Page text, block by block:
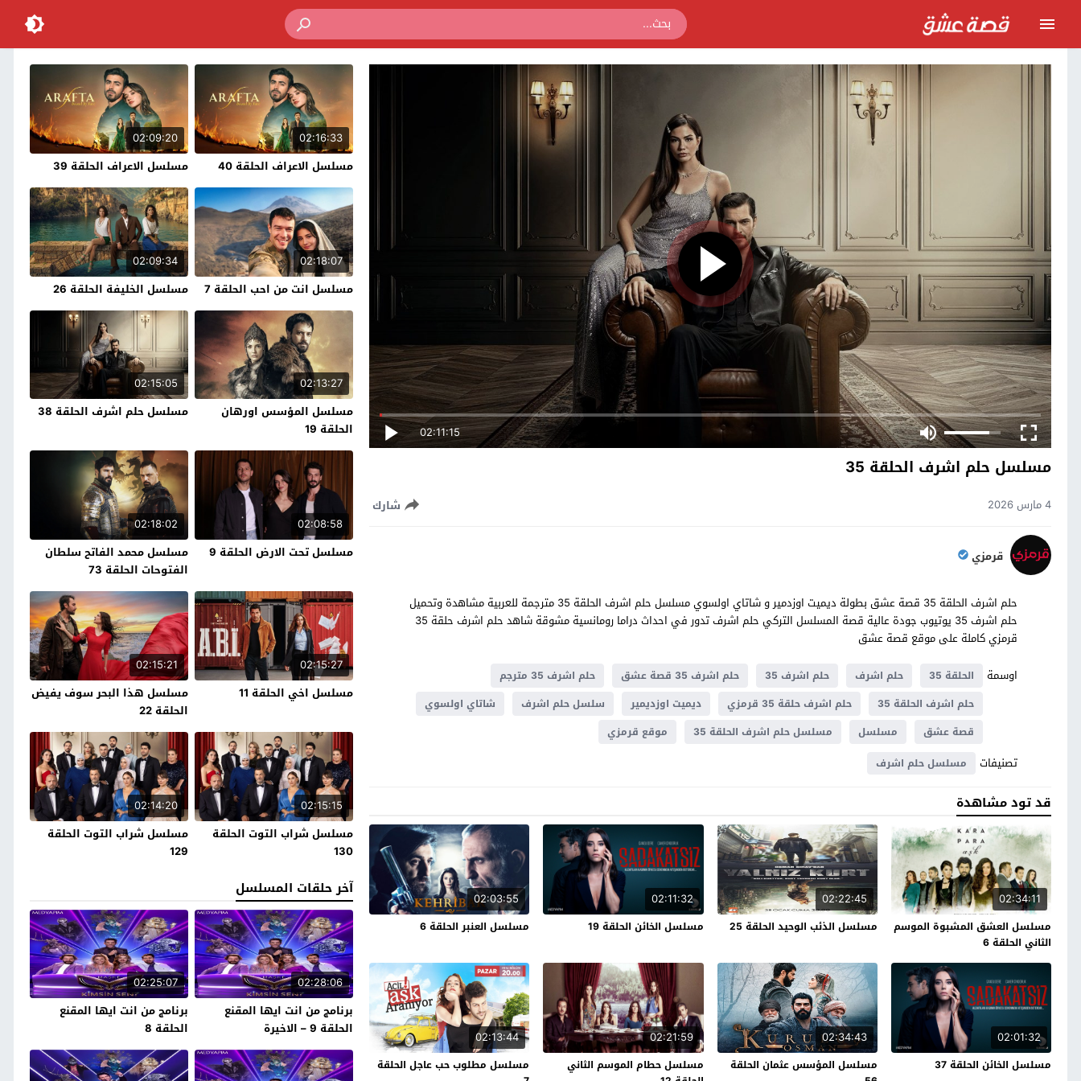
02:11:15
مسلسل حلم اشرف الحلقة 35
4 مارس 2026 شارك
قرمزي
حلم اشرف الحلقة 35 قصة عشق بطولة ديميت اوزدمير و شاتاي اولسوي مسلسل حلم اشرف الحلقة 35 مترجمة للعربية مشاهدة وتحميل
حلم اشرف 35 يوتيوب جودة عالية قصة المسلسل التركي حلم اشرف تدور في احداث دراما ​​رومانسية مشوقة شاهد حلم اشرف حلقة 35
قرمزي كاملة على موقع قصة عشق
اوسمة
الحلقة 35 حلم اشرف حلم اشرف 35 حلم اشرف 35 قصة عشق
حلم اشرف 35 مترجم
حلم اشرف الحلقة 35
حلم اشرف حلقة 35 قرمزي ديميت اوزديمير سلسل حلم اشرف
شاتاي اولسوي
قصة عشق
مسلسل مسلسل حلم اشرف الحلقة 35 موقع قرمزي
تصنيفات مسلسل حلم اشرف
قد تود مشاهدة
02:34:11
مسلسل العشق المشبوة الموسم
الثاني الحلقة 6
02:22:45
مسلسل الذئب الوحيد الحلقة 25
02:11:32
مسلسل الخائن الحلقة 19
02:03:55
مسلسل العنبر الحلقة 6
02:01:32
مسلسل الخائن الحلقة 37
02:34:43
مسلسل المؤسس عثمان الحلقة
02:21:59
مسلسل حطام الموسم الثاني
02:13:44
مسلسل مطلوب حب عاجل الحلقة
02:16:33
مسلسل الاعراف الحلقة 40
02:09:20
مسلسل الاعراف الحلقة 39
02:18:07
مسلسل انت من احب الحلقة 7
02:09:34
مسلسل الخليفة الحلقة 26
02:13:27
مسلسل المؤسس اورهان
الحلقة 19
02:15:05
مسلسل حلم اشرف الحلقة 38
02:08:58
مسلسل تحت الارض الحلقة 9
02:18:02
مسلسل محمد الفاتح سلطان
الفتوحات الحلقة 73
02:15:27
مسلسل اخي الحلقة 11
02:15:21
مسلسل هذا البحر سوف يفيض
الحلقة 22
02:15:15
مسلسل شراب التوت الحلقة
130
02:14:20
مسلسل شراب التوت الحلقة
129
آخر حلقات المسلسل
02:28:06
برنامج من انت ايها المقنع
الحلقة 9 – الاخيرة
02:25:07
برنامج من انت ايها المقنع
الحلقة 8